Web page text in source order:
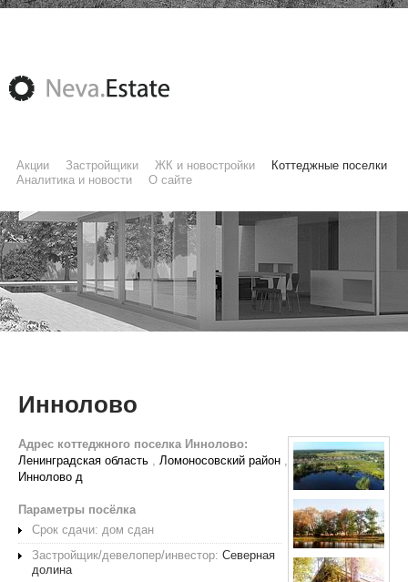
Акции Застройщики ЖК и новостройки
Коттеджные поселки
Аналитика и новости
О сайте
Иннолово
Адрес коттеджного поселка Иннолово:
Ленинградская область , Ломоносовский район ,
Иннолово д
Параметры посёлка
Срок сдачи: дом сдан
Застройщик/девелопер/инвестор: Северная
долина